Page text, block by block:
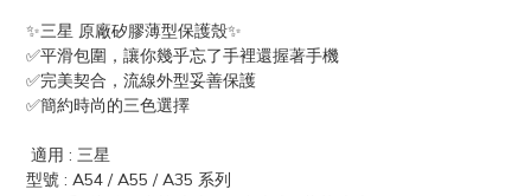
✨三星 原廠矽膠薄型保護殼✨
✅平滑包圍，讓你幾乎忘了手裡還握著手機
✅完美契合，流線外型妥善保護
✅簡約時尚的三色選擇
適用 : 三星
型號 : A54 / A55 / A35 系列